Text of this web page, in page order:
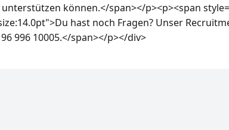
können.</span></p><p><span
hast noch Fragen? Unser
996 10005.</span></p></div>